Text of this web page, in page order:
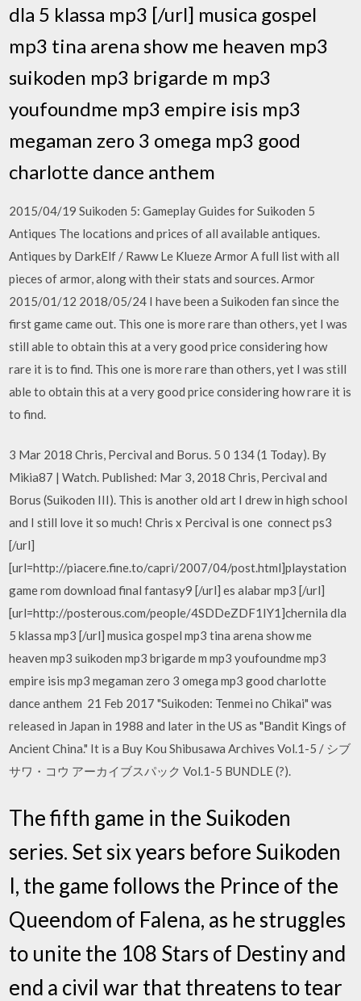
dla 5 klassa mp3 [/url] musica gospel
mp3 tina arena show me heaven mp3
suikoden mp3 brigarde m mp3
youfoundme mp3 empire isis mp3
megaman zero 3 omega mp3 good
charlotte dance anthem
2015/04/19 Suikoden 5: Gameplay Guides for Suikoden 5
Antiques The locations and prices of all available antiques.
Antiques by DarkElf / Raww Le Klueze Armor A full list with all
pieces of armor, along with their stats and sources. Armor
2015/01/12 2018/05/24 I have been a Suikoden fan since the
first game came out. This one is more rare than others, yet I was
still able to obtain this at a very good price considering how
rare it is to find. This one is more rare than others, yet I was still
able to obtain this at a very good price considering how rare it is
to find.
3 Mar 2018 Chris, Percival and Borus. 5 0 134 (1 Today). By
Mikia87 | Watch. Published: Mar 3, 2018 Chris, Percival and
Borus (Suikoden III). This is another old art I drew in high school
and I still love it so much! Chris x Percival is one connect ps3
[/url]
[url=http://piacere.fine.to/capri/2007/04/post.html]playstation
game rom download final fantasy9 [/url] es alabar mp3 [/url]
[url=http://posterous.com/people/4SDDeZDF1IY1]chernila dla
5 klassa mp3 [/url] musica gospel mp3 tina arena show me
heaven mp3 suikoden mp3 brigarde m mp3 youfoundme mp3
empire isis mp3 megaman zero 3 omega mp3 good charlotte
dance anthem 21 Feb 2017 "Suikoden: Tenmei no Chikai" was
released in Japan in 1988 and later in the US as "Bandit Kings of
Ancient China." It is a Buy Kou Shibusawa Archives Vol.1-5 / シブ
サワ・コウ アーカイブスパック Vol.1-5 BUNDLE (?).
The fifth game in the Suikoden
series. Set six years before Suikoden
I, the game follows the Prince of the
Queendom of Falena, as he struggles
to unite the 108 Stars of Destiny and
end a civil war that threatens to tear